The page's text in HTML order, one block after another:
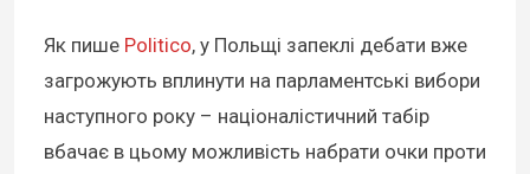
Як пише Politico, у Польщі запеклі дебати вже
загрожують вплинути на парламентські вибори
наступного року – націоналістичний табір
вбачає в цьому можливість набрати очки проти